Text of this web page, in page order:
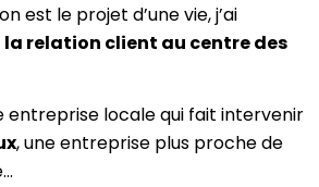
est le projet d’une vie, j’ai
la relation client au centre des
entreprise locale qui fait intervenir
, une entreprise plus proche de